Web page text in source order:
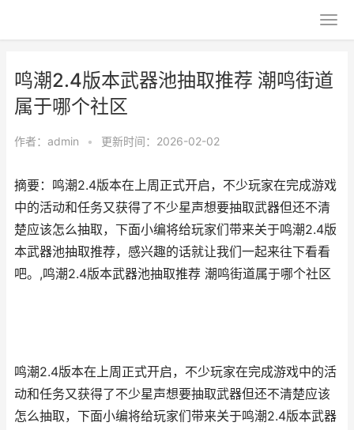
鸣潮2.4版本武器池抽取推荐 潮鸣街道
属于哪个社区
作者： admin • 更新时间：2026-02-02
摘要：鸣潮2.4版本在上周正式开启，不少玩家在完成游戏
中的活动和任务又获得了不少星声想要抽取武器但还不清
楚应该怎么抽取，下面小编将给玩家们带来关于鸣潮2.4版
本武器池抽取推荐，感兴趣的话就让我们一起来往下看看
吧。,鸣潮2.4版本武器池抽取推荐 潮鸣街道属于哪个社区
鸣潮2.4版本在上周正式开启，不少玩家在完成游戏中的活
动和任务又获得了不少星声想要抽取武器但还不清楚应该
怎么抽取，下面小编将给玩家们带来关于鸣潮2.4版本武器